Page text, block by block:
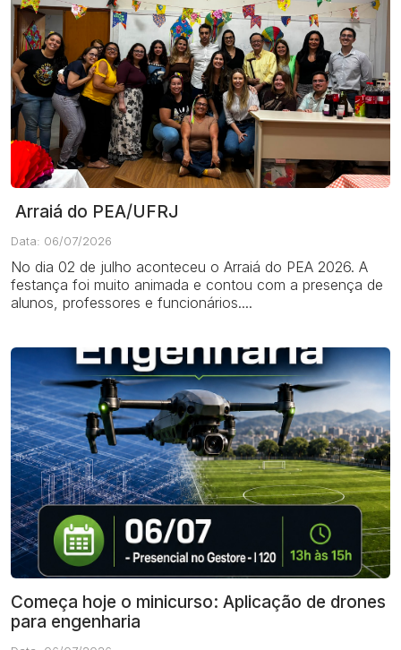
Arraiá do PEA/UFRJ
Data: 06/07/2026
No dia 02 de julho aconteceu o Arraiá do PEA 2026. A
festança foi muito animada e contou com a presença de
alunos, professores e funcionários....
Começa hoje o minicurso: Aplicação de drones
para engenharia